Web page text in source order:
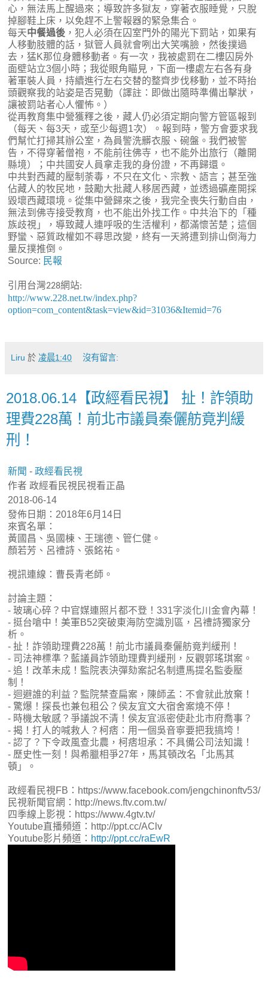
心，無法馬上醒過來；導致許多獄友，穿著衣服睡覺，只脫
掉腳鞋上床，以免趕不上警報器的緊急集合。
每天中餐過後 ，犯人必須在囚室門外的陽光下罰站，如果有
人移動肢體的話，獄管人員就會咧出大笑嘴臉，然後撲過
去，猛K那位身體移動者。有一次，我被處罰在二樓囚房外
面壁站立3個小時；我從眼角瞄見，下面一樓處左右各有身
著軍裝人員，持續進行左右交替的整齊步伐移動，並不時抬
頭觀察我的站姿是否晃動（譯註：即做出隨時準備出擊狀，
讓被罰站者心人懼怖。）
從再教育集中營獲釋之後，藏人仍必須定期向警方管區報到
（每天、每3天，或至少每週1次）。報到時，警方會要求我
們幫忙打掃其辦公室，為員警洗髒衣服、碗盤。我們被警
告，不得穿著僧袍，不能前往佛寺，也不能外出旅行（離開
縣境）；中共國安人員拿走我的身份證，不再歸還。
中共對西藏的壓制荼毒，不只在文化、宗教、語言；甚至強
佔藏人的牧民地，鼓勵大批藏人移居西藏，並透過礦產開採
毀壞西藏環境。從集中營歸來之後，我完全喪失行動自由，
無法到佛寺接受教育，也不能出外找工作。中共治下的「種
族歧視」，導致藏人連呼吸的生活權利，都滿懷苦楚；這個
野蠻、惡質政權如不尋思改變，終有一天將遭到排山倒海力
量反撲推倒。
Source: 民報
引用台灣228網站:
http://www.228.net.tw/index.php?
option=com_content&task=view&id=31036&Itemid=76
Liru 於 凌晨1:40 沒有留言:
2018.06.14【政經看民視】 扯！詐領助
理費228萬！前北市議員秦儷舫竟判緩
刑！
新聞 - 政經看民視
作者 政經看民視民視看正晶
2018-06-14
發佈日期：2018年6月14日
來賓名單：
黃國昌、吳國棟、王瑞德、管仁健。
顏若芳、呂禮詩、張銘祐。
視訊連線：曹長青老師。
討論主題：
- 玻璃心碎？中官媒連照片都不登！331字淡化川金會內幕！
- 挺台嗆中！美軍B52突破東海防空識別區，呂禮詩獨家分
析。
- 扯！詐領助理費228萬！前北市議員秦儷舫竟判緩刑！
- 司法神標準？藍議員詐領助理費判緩刑，反觀郭瑤琪案。
- 追！改革未成！監院表決彈劾案記名制遭馬提名監委壓
制！
- 迴避誰的利益？監院禁查扁案，陳師孟：不會就此放棄！
- 驚爆！探長也兼包租公？侯友宜文大宿舍案燒不停！
- 時機太敏感？爭議說不清！侯友宜派密使赴北市府喬事？
- 揭！打人的喊救人？柯痞：用一個吳音寧要把我搞垮！
- 認了？下令政風查北農，柯痞坦承：不具備公司法知識！
- 歷史性一刻！與希臘相爭27年，馬其頓改名「北馬其
頓」。
政經看民視FB：https://www.facebook.com/jengchinonftv53/
民視新聞官網：http://news.ftv.com.tw/
四季線上影視：https://www.4gtv.tv/
Youtube直播頻道：http://ppt.cc/AClv
Youtube影片頻道： http://ppt.cc/raEwR